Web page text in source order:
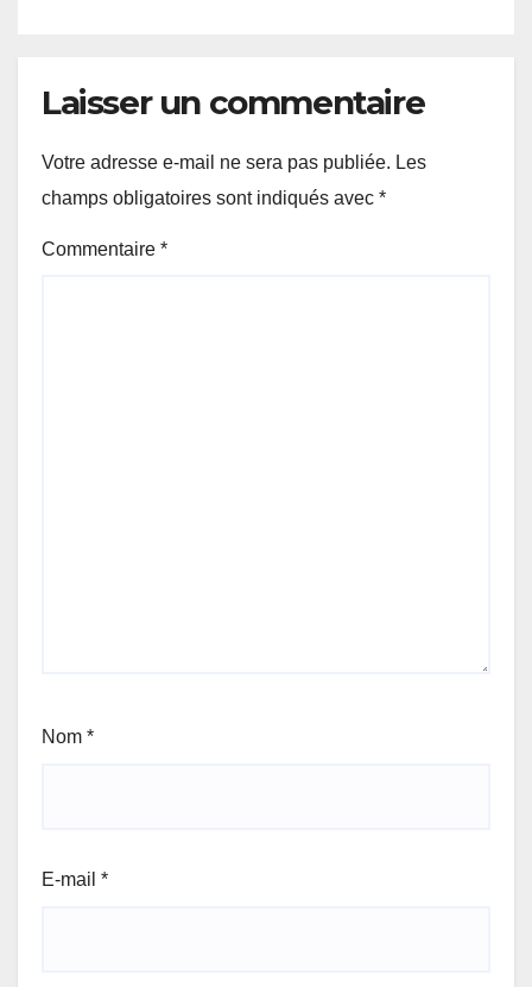
Laisser un commentaire
Votre adresse e-mail ne sera pas publiée. Les
champs obligatoires sont indiqués avec *
Commentaire *
Nom *
E-mail *